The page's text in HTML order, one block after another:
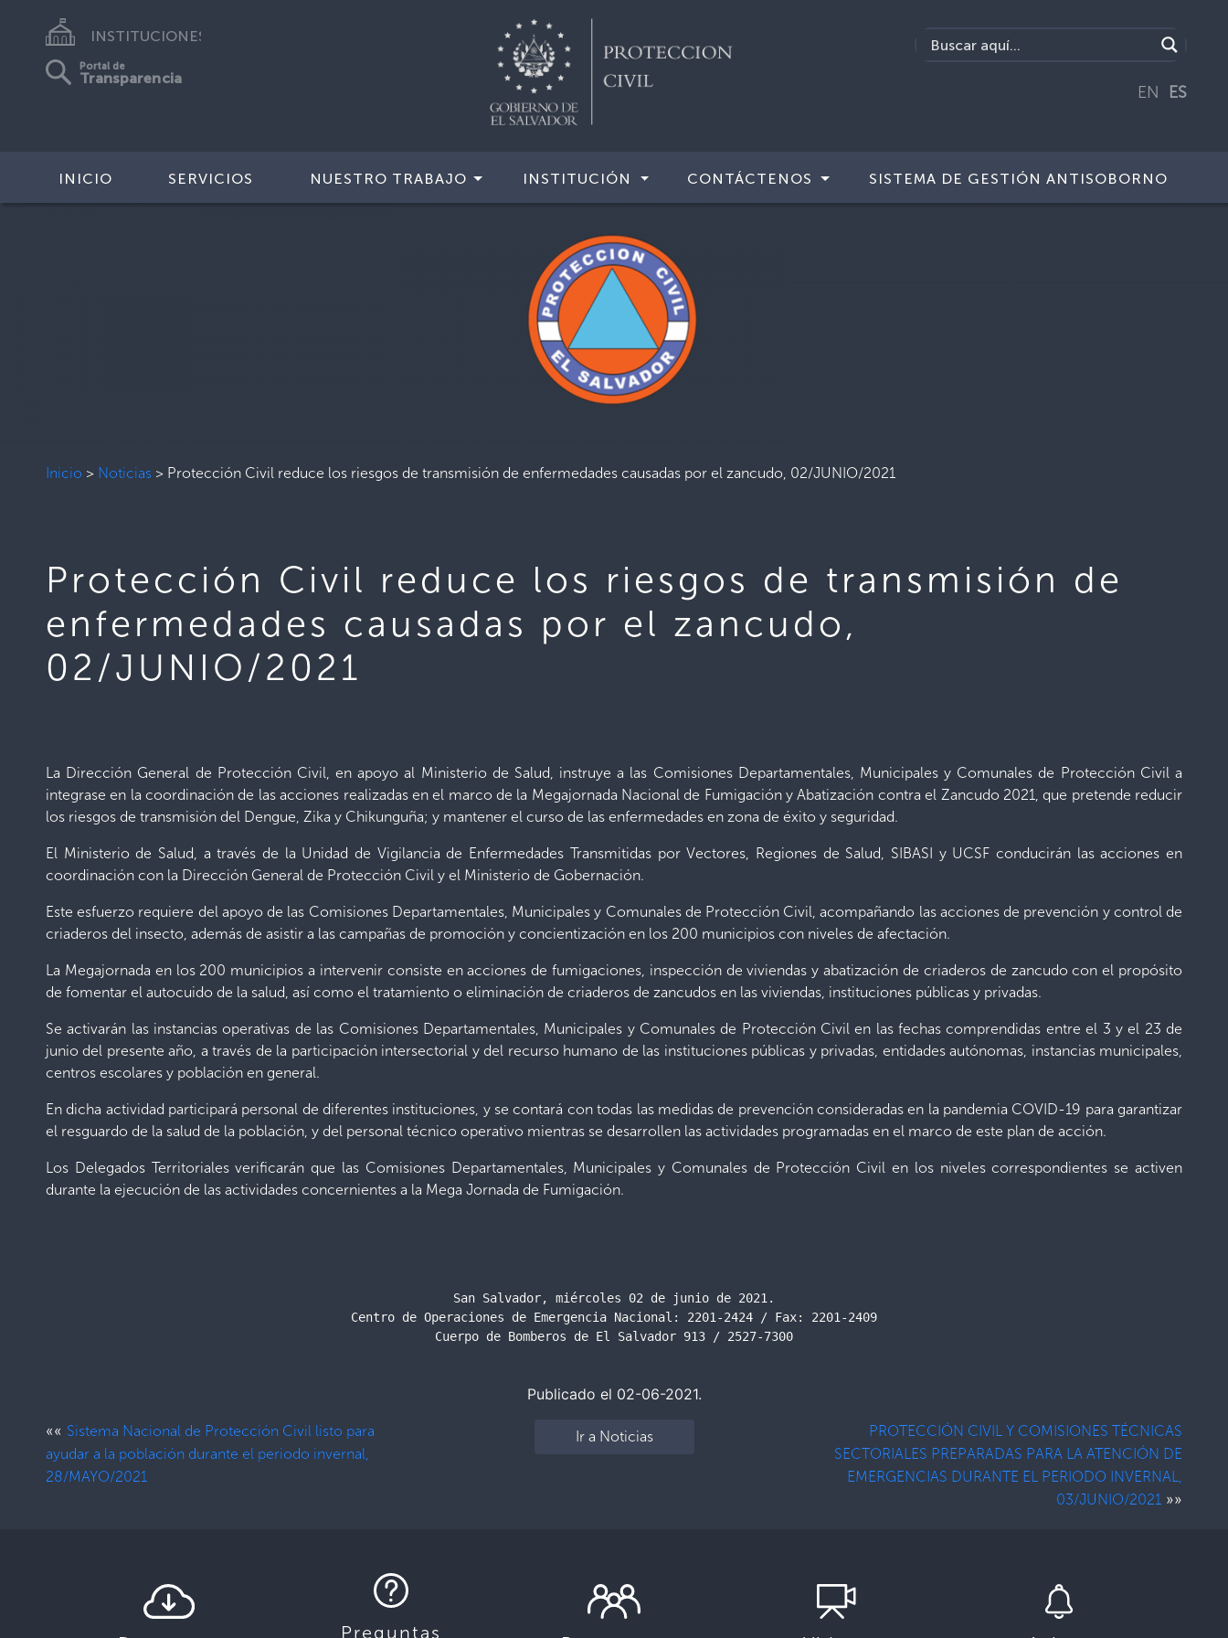
INSTITUCIONES
Portal de
Transparencia
EN ES
INICIO SERVICIOS NUESTRO TRABAJO INSTITUCIÓN CONTÁCTENOS SISTEMA DE GESTIÓN ANTISOBORNO
Inicio > Noticias > Protección Civil reduce los riesgos de transmisión de enfermedades causadas por el zancudo, 02/JUNIO/2021
Protección Civil reduce los riesgos de transmisión de
enfermedades causadas por el zancudo,
02/JUNIO/2021
La Dirección General de Protección Civil, en apoyo al Ministerio de Salud, instruye a las Comisiones Departamentales, Municipales y Comunales de Protección Civil a
integrase en la coordinación de las acciones realizadas en el marco de la Megajornada Nacional de Fumigación y Abatización contra el Zancudo 2021, que pretende reducir
los riesgos de transmisión del Dengue, Zika y Chikunguña; y mantener el curso de las enfermedades en zona de éxito y seguridad.
El Ministerio de Salud, a través de la Unidad de Vigilancia de Enfermedades Transmitidas por Vectores, Regiones de Salud, SIBASI y UCSF conducirán las acciones en
coordinación con la Dirección General de Protección Civil y el Ministerio de Gobernación.
Este esfuerzo requiere del apoyo de las Comisiones Departamentales, Municipales y Comunales de Protección Civil, acompañando las acciones de prevención y control de
criaderos del insecto, además de asistir a las campañas de promoción y concientización en los 200 municipios con niveles de afectación.
La Megajornada en los 200 municipios a intervenir consiste en acciones de fumigaciones, inspección de viviendas y abatización de criaderos de zancudo con el propósito
de fomentar el autocuido de la salud, así como el tratamiento o eliminación de criaderos de zancudos en las viviendas, instituciones públicas y privadas.
Se activarán las instancias operativas de las Comisiones Departamentales, Municipales y Comunales de Protección Civil en las fechas comprendidas entre el 3 y el 23 de
junio del presente año, a través de la participación intersectorial y del recurso humano de las instituciones públicas y privadas, entidades autónomas, instancias municipales,
centros escolares y población en general.
En dicha actividad participará personal de diferentes instituciones, y se contará con todas las medidas de prevención consideradas en la pandemia COVID-19 para garantizar
el resguardo de la salud de la población, y del personal técnico operativo mientras se desarrollen las actividades programadas en el marco de este plan de acción.
Los Delegados Territoriales verificarán que las Comisiones Departamentales, Municipales y Comunales de Protección Civil en los niveles correspondientes se activen
durante la ejecución de las actividades concernientes a la Mega Jornada de Fumigación.
San Salvador, miércoles 02 de junio de 2021.
Centro de Operaciones de Emergencia Nacional: 2201-2424 / Fax: 2201-2409
Cuerpo de Bomberos de El Salvador 913 / 2527-7300
Publicado el 02-06-2021.
«« Sistema Nacional de Protección Civil listo para
ayudar a la población durante el periodo invernal,
28/MAYO/2021
Ir a Noticias
PROTECCIÓN CIVIL Y COMISIONES TÉCNICAS
SECTORIALES PREPARADAS PARA LA ATENCIÓN DE
EMERGENCIAS DURANTE EL PERIODO INVERNAL,
03/JUNIO/2021 »»
Preguntas